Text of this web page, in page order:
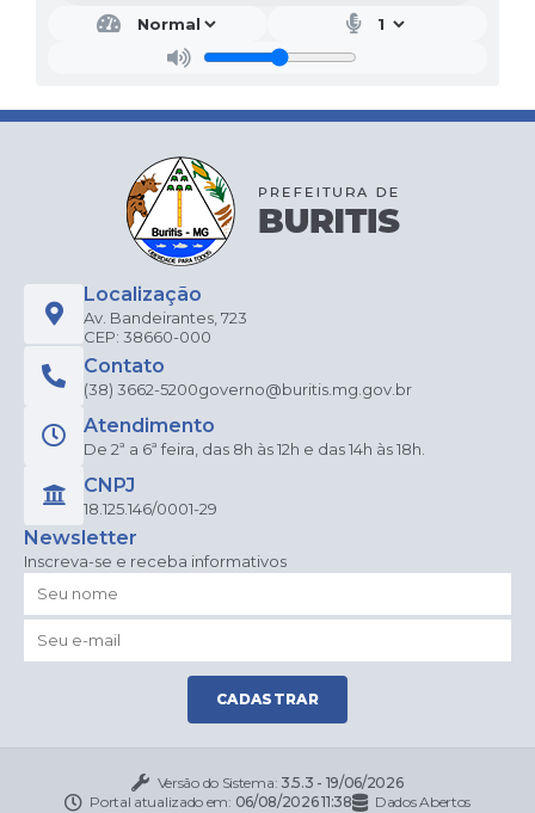
Localização
Av. Bandeirantes, 723
CEP: 38660-000
Contato
(38) 3662-5200governo@buritis.mg.gov.br
Atendimento
De 2ª a 6ª feira, das 8h às 12h e das 14h às 18h.
CNPJ
18.125.146/0001-29
Newsletter
Inscreva-se e receba informativos
CADASTRAR
Versão do Sistema: 3.5.3 - 19/06/2026
Portal atualizado em: 06/08/2026 11:38 Dados Abertos